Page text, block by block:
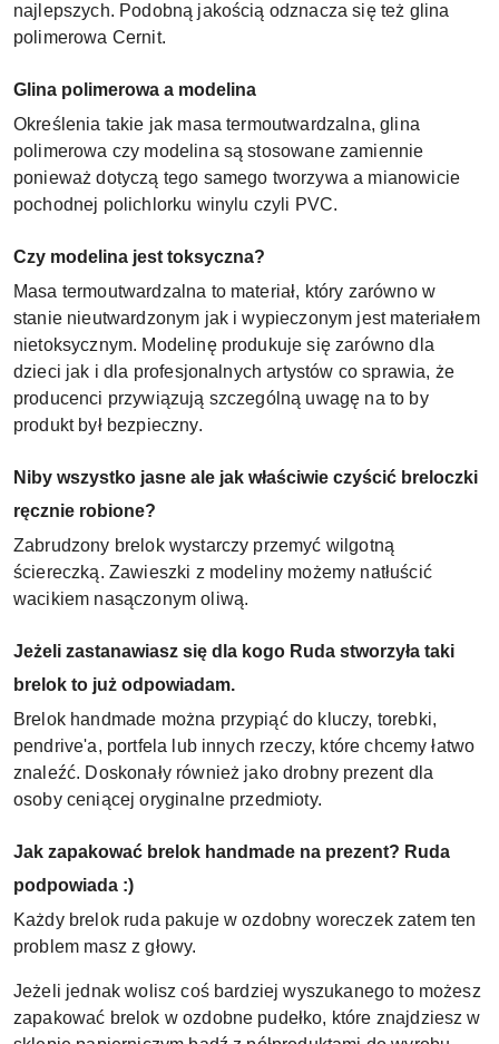
najlepszych. Podobną jakością odznacza się też glina
polimerowa Cernit.
Glina polimerowa a modelina
Określenia takie jak masa termoutwardzalna, glina
polimerowa czy modelina są stosowane zamiennie
ponieważ dotyczą tego samego tworzywa a mianowicie
pochodnej polichlorku winylu czyli PVC.
Czy modelina jest toksyczna?
Masa termoutwardzalna to materiał, który zarówno w
stanie nieutwardzonym jak i wypieczonym jest materiałem
nietoksycznym. Modelinę produkuje się zarówno dla
dzieci jak i dla profesjonalnych artystów co sprawia, że
producenci przywiązują szczególną uwagę na to by
produkt był bezpieczny.
Niby wszystko jasne ale jak właściwie czyścić breloczki
ręcznie robione?
Zabrudzony brelok wystarczy przemyć wilgotną
ściereczką. Zawieszki z modeliny możemy natłuścić
wacikiem nasączonym oliwą.
Jeżeli zastanawiasz się dla kogo Ruda stworzyła taki
brelok to już odpowiadam.
Brelok handmade można przypiąć do kluczy, torebki,
pendrive'a, portfela lub innych rzeczy, które chcemy łatwo
znaleźć. Doskonały również jako drobny prezent dla
osoby ceniącej oryginalne przedmioty.
Jak zapakować brelok handmade na prezent? Ruda
podpowiada :)
Każdy brelok ruda pakuje w ozdobny woreczek zatem ten
problem masz z głowy.
Jeżeli jednak wolisz coś bardziej wyszukanego to możesz
zapakować brelok w ozdobne pudełko, które znajdziesz w